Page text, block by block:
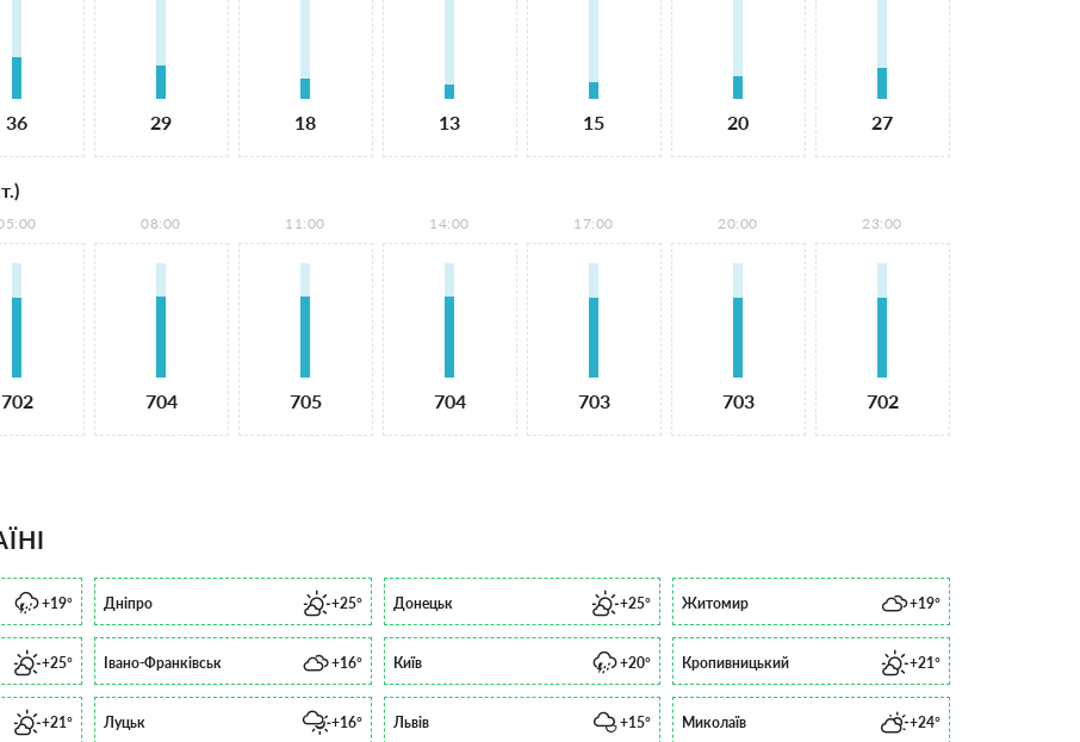
36 29 18 13 15 20 27
702
08:00
704
11:00
705
14:00
704
17:00
703
20:00
703
23:00
702
+19° Дніпро +25° Донецьк +25° Житомир +19°
+25° Івано-Франківськ +16° Київ +20° Кропивницький +21°
+21° Луцьк +16° Львів +15° Миколаїв +24°